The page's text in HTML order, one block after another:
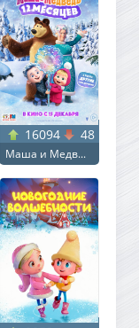
16094 48
Маша и Медв...